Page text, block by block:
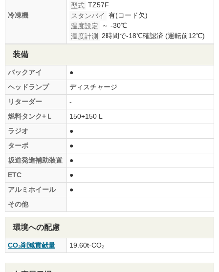
冷凍機
型式 TZ57F
スタンバイ 有(コード欠)
温度設定
～ -30℃
温度計測
2時間で-18℃確認済 (運転前12℃)
装備
バックアイ
●
ヘッドランプ
ディスチャージ
リターダー
-
燃料タンク+Ｌ
150+150 L
ラジオ
●
ターボ
●
坂道発進補助装置
●
ETC
●
アルミホイール
●
その他
環境への配慮
CO₂削減貢献量 19.60t-CO₂